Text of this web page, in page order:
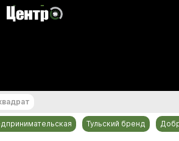
Тульский бренд